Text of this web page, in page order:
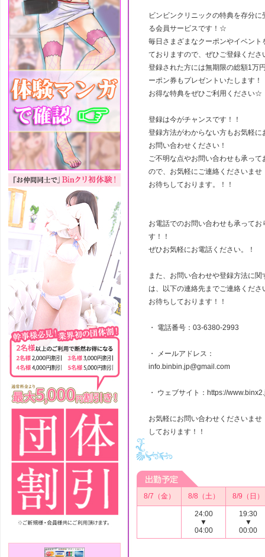
ビンビンクリニックの特典を存分に
る会員サービスです！☆
毎日さまざまなクーポンやイベント
ておりますので、ぜひご登録くださ
登録された方には無期限の総額1万
ーポン券もプレゼントいたします！
お得な特典をぜひご利用ください☆
登録は今がチャンスです！！
登録方法がわからない方もお気軽に
お問い合わせください！
ご不明な点やお問い合わせも承って
ので、お気軽にご連絡くださいませ
お待ちしております。！！
お電話でのお問い合わせも承ってお
す！！
ぜひお気軽にお電話ください。！
また、お問い合わせや登録方法に関
は、以下の連絡先までご連絡くださ
お待ちしております！！
・ 電話番号：03-6380-2993
・ メールアドレス：
info.binbin.jp@gmail.com
・ ウェブサイト：https://
お気軽にお問い合わせくださいませ
しております！！
8/7（金） 8/8（土） 8/9（日）
24:00
▼
04:00
19:30
▼
00:00